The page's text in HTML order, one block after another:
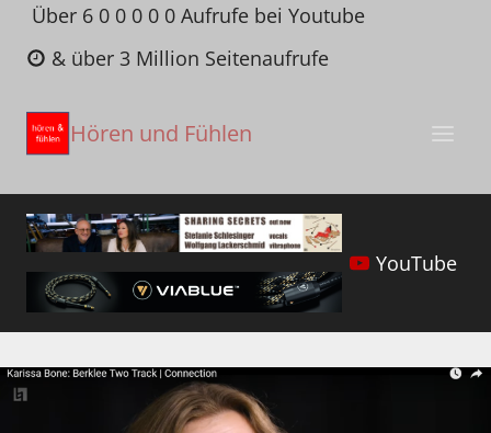
Zum
Inhalt
springen
Über 6 0 0 0 0 0 Aufrufe bei Youtube
& über 3 Million Seitenaufrufe
Hören und Fühlen
YouTube